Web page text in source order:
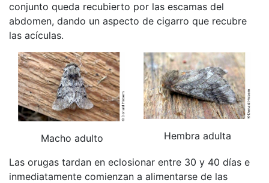
conjunto queda recubierto por las escamas del
abdomen, dando un aspecto de cigarro que recubre
las acículas.
Macho adulto Hembra adulta
Las orugas tardan en eclosionar entre 30 y 40 días e
inmediatamente comienzan a alimentarse de las